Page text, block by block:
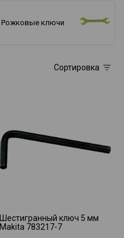
Рожковые ключи
Сортировка
Шестигранный ключ 5 мм
Makita 783217-7